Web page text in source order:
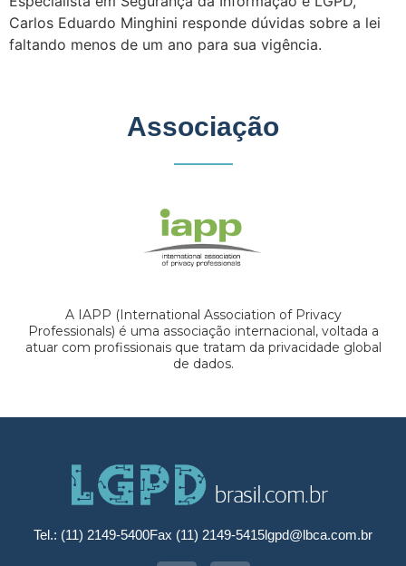
Carlos Eduardo Minghini responde dúvidas sobre a lei
faltando menos de um ano para sua vigência.
Associação
A IAPP (International Association of Privacy
Professionals) é uma associação internacional, voltada a
atuar com profissionais que tratam da privacidade global
de dados.
Tel.: (11) 2149-5400Fax (11) 2149-5415lgpd@lbca.com.br